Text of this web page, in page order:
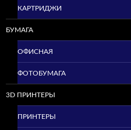
КАРТРИДЖИ
БУМАГА
ОФИСНАЯ
ФОТОБУМАГА
3D ПРИНТЕРЫ
ПРИНТЕРЫ